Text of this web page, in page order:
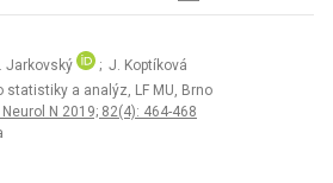
Jarkovský
; J. Koptíková
statistiky a analýz, LF MU, Brno
N 2019; 82(4): 464-468